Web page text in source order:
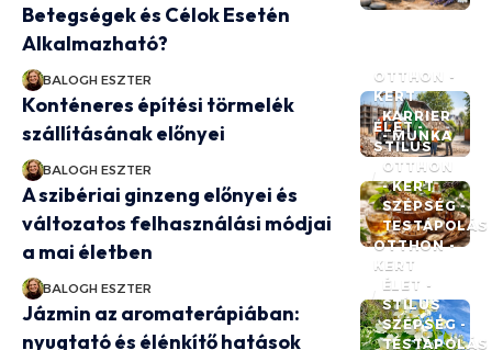
Betegségek és Célok Esetén
Alkalmazható?
BALOGH ESZTER
OTTHON -
KERT
KARRIER
- MUNKA
Konténeres építési törmelék
szállításának előnyei
BALOGH ESZTER
ÉLET -
STÍLUS
OTTHON
- KERT
SZÉPSÉG -
TESTÁPOLÁS
A szibériai ginzeng előnyei és
változatos felhasználási módjai
a mai életben
BALOGH ESZTER
OTTHON -
KERT
ÉLET -
STÍLUS
SZÉPSÉG -
TESTÁPOLÁS
Jázmin az aromaterápiában:
nyugtató és élénkítő hatások